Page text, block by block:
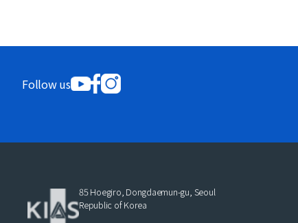
Follow us
85 Hoegiro, Dongdaemun-gu, Seoul
Republic of Korea